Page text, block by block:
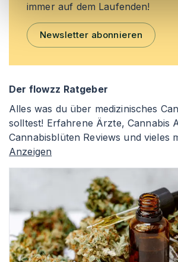
immer auf dem Laufenden!
Newsletter abonnieren
Der flowzz Ratgeber
Alles was du über medizinisches
solltest! Erfahrene Ärzte, Cannabis
Cannabisblüten Reviews und vieles
Anzeigen